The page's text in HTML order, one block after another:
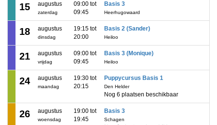
15 augustus
zaterdag
09:00 tot
09:45
Basis 3
Heerhugowaard
18 augustus
dinsdag
19:15 tot
20:00
Basis 2 (Sander)
Heiloo
21 augustus
vrijdag
09:00 tot
09:45
Basis 3 (Monique)
Heiloo
24 augustus
maandag
19:30 tot
20:15
Puppycursus Basis 1
Den Helder
Nog 6 plaatsen beschikbaar
26 augustus
woensdag
19:00 tot
19:45
Basis 3
Schagen